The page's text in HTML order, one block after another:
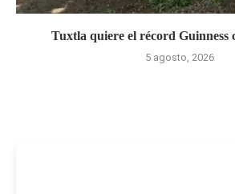
Tuxtla quiere el récord Guinness
5 agosto, 2026